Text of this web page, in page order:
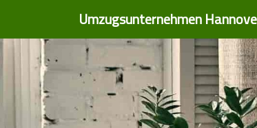
Umzugsunternehmen